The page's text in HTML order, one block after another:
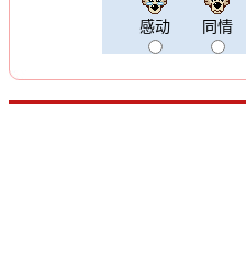
感动 同情